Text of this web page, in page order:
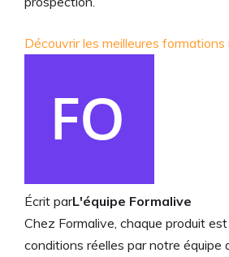
Découvrir les meilleures
Écrit parL'équipe Formalive
Chez Formalive, chaque produit
conditions réelles par notre équipe